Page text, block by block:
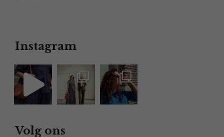
Instagram
Volg ons